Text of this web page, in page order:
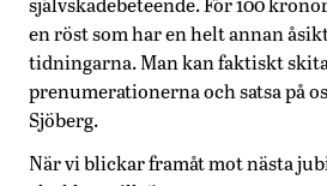
en röst som har en helt annan
tidningarna. Man kan faktiskt
prenumerationerna och satsa på
Sjöberg.
När vi blickar framåt mot nästa